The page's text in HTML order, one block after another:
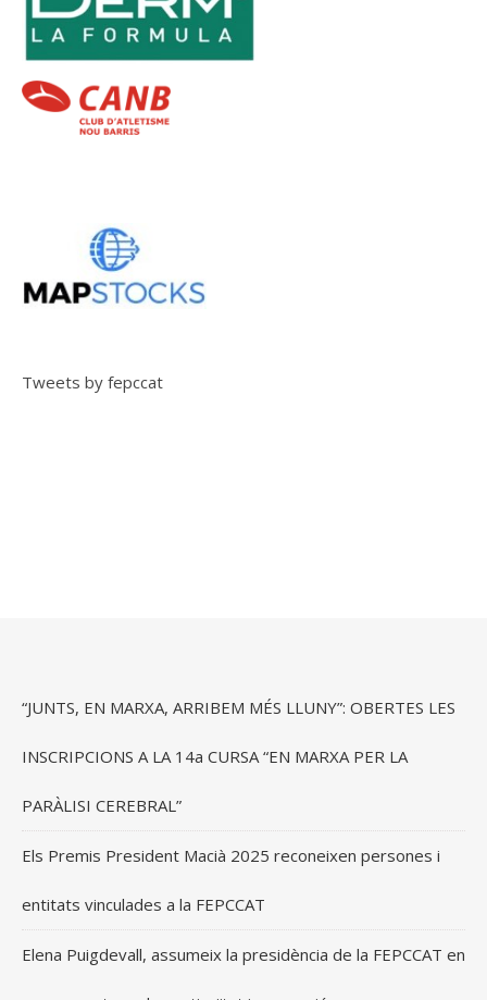
Tweets by fepccat
“JUNTS, EN MARXA, ARRIBEM MÉS LLUNY”: OBERTES LES
INSCRIPCIONS A LA 14a CURSA “EN MARXA PER LA
PARÀLISI CEREBRAL”
Els Premis President Macià 2025 reconeixen persones i
entitats vinculades a la FEPCCAT
Elena Puigdevall, assumeix la presidència de la FEPCCAT en